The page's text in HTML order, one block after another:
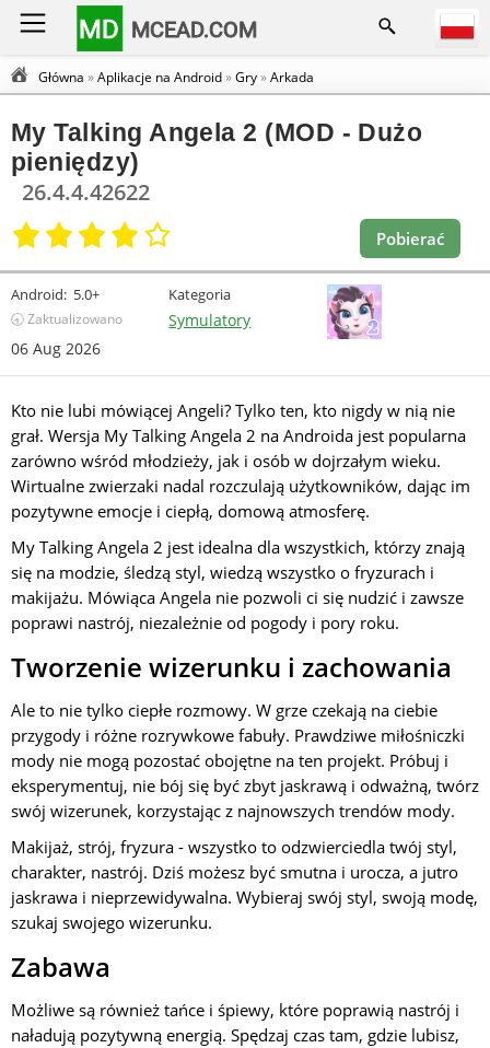
MD MCEAD.COM
Główna »Aplikacje na Android»Gry»Arkada
My Talking Angela 2 (MOD - Dużo
pieniędzy)
26.4.4.42622
Pobierać
Android: 5.0+
🕣 Zaktualizowano
06 Aug 2026
Kategoria
Symulatory
Kto nie lubi mówiącej Angeli? Tylko ten, kto nigdy w nią nie
grał. Wersja My Talking Angela 2 na Androida jest popularna
zarówno wśród młodzieży, jak i osób w dojrzałym wieku.
Wirtualne zwierzaki nadal rozczulają użytkowników, dając im
pozytywne emocje i ciepłą, domową atmosferę.
My Talking Angela 2 jest idealna dla wszystkich, którzy znają
się na modzie, śledzą styl, wiedzą wszystko o fryzurach i
makijażu. Mówiąca Angela nie pozwoli ci się nudzić i zawsze
poprawi nastrój, niezależnie od pogody i pory roku.
Tworzenie wizerunku i zachowania
Ale to nie tylko ciepłe rozmowy. W grze czekają na ciebie
przygody i różne rozrywkowe fabuły. Prawdziwe miłośniczki
mody nie mogą pozostać obojętne na ten projekt. Próbuj i
eksperymentuj, nie bój się być zbyt jaskrawą i odważną, twórz
swój wizerunek, korzystając z najnowszych trendów mody.
Makijaż, strój, fryzura - wszystko to odzwierciedla twój styl,
charakter, nastrój. Dziś możesz być smutna i urocza, a jutro
jaskrawa i nieprzewidywalna. Wybieraj swój styl, swoją modę,
szukaj swojego wizerunku.
Zabawa
Możliwe są również tańce i śpiewy, które poprawią nastrój i
naładują pozytywną energią. Spędzaj czas tam, gdzie lubisz,